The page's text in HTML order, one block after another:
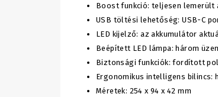
Boost funkció: teljesen
USB töltési lehetőség: USB-C
LED kijelző: az akkumulátor
Beépített LED lámpa: három
Biztonsági funkciók: fordított
Ergonomikus intelligens bilincs:
Méretek: 254 x 94 x 42 mm